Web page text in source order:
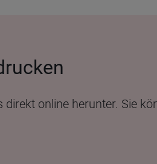
online herunter. Sie